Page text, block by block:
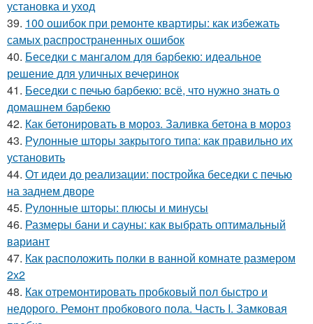
установка и уход
39. 100 ошибок при ремонте квартиры: как избежать
самых распространенных ошибок
40. Беседки с мангалом для барбекю: идеальное
решение для уличных вечеринок
41. Беседки с печью барбекю: всё, что нужно знать о
домашнем барбекю
42. Как бетонировать в мороз. Заливка бетона в мороз
43. Рулонные шторы закрытого типа: как правильно их
установить
44. От идеи до реализации: постройка беседки с печью
на заднем дворе
45. Рулонные шторы: плюсы и минусы
46. Размеры бани и сауны: как выбрать оптимальный
вариант
47. Как расположить полки в ванной комнате размером
2х2
48. Как отремонтировать пробковый пол быстро и
недорого. Ремонт пробкового пола. Часть I. Замковая